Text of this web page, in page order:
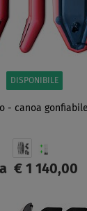
DISPONIBILE
- canoa
€ 1 140,00
SCHERMO